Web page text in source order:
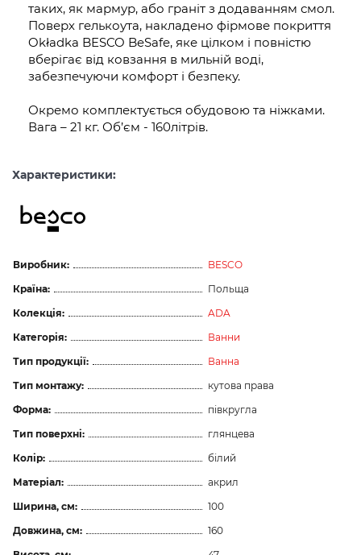
таких, як мармур, або граніт з додаванням смол.
Поверх гелькоута, накладено фірмове покриття
Okładka BESCO BeSafe, яке цілком і повністю
вберігає від ковзання в мильній воді,
забезпечуючи комфорт і безпеку.
Окремо комплектується обудовою та ніжками.
Вага – 21 кг. Об’єм - 160літрів.
Характеристики:
Виробник:
BESCO
Країна:
Польща
Колекція:
ADA
Категорія:
Ванни
Тип продукції:
Ванна
Тип монтажу:
кутова права
Форма:
півкругла
Тип поверхні:
глянцева
Колір:
білий
Матеріал:
акрил
Ширина, см:
100
Довжина, см:
160